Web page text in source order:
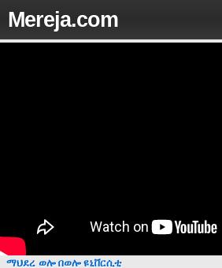
Mereja.com
ማህደረ ወሎ በወሎ ዩኒቨርሲቲ